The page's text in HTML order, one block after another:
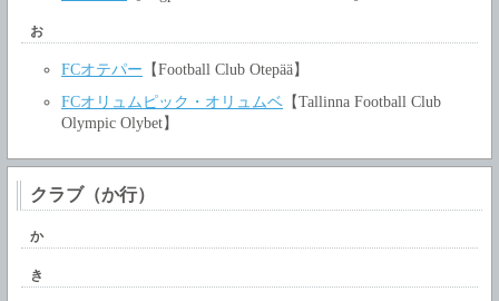
お
FCオテパー 【Football Club Otepää】
FCオリュムピック・オリュムベ 【Tallinna Football Club
Olympic Olybet】
クラブ（か行）
か
き